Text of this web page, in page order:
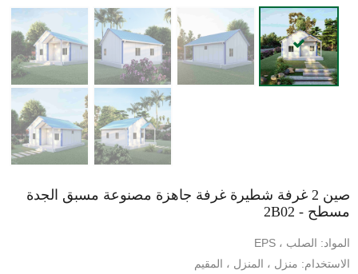
صين 2 غرفة شطيرة غرفة جاهزة مصنوعة مسبق الجدة
مسطح - 2B02
المواد: الصلب ، EPS
الاستخدام: منزل ، المنزل ، المقيم